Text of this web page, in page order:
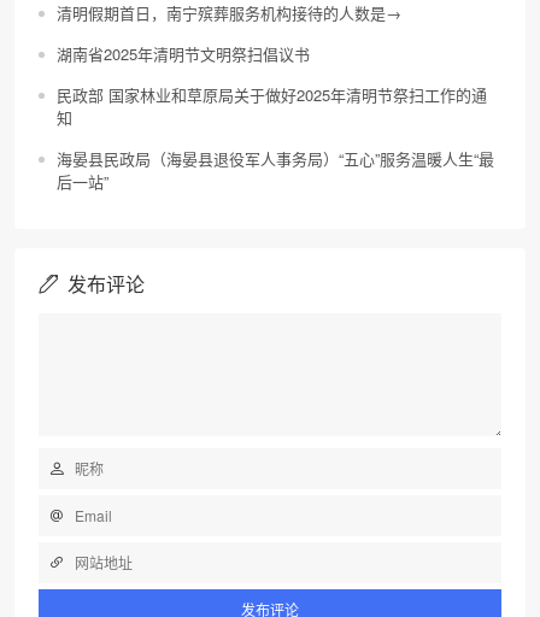
清明假期首日，南宁殡葬服务机构接待的人数是→
湖南省2025年清明节文明祭扫倡议书
民政部 国家林业和草原局关于做好2025年清明节祭扫工作的通
知
海晏县民政局（海晏县退役军人事务局）“五心”服务温暖人生“最
后一站”
发布评论